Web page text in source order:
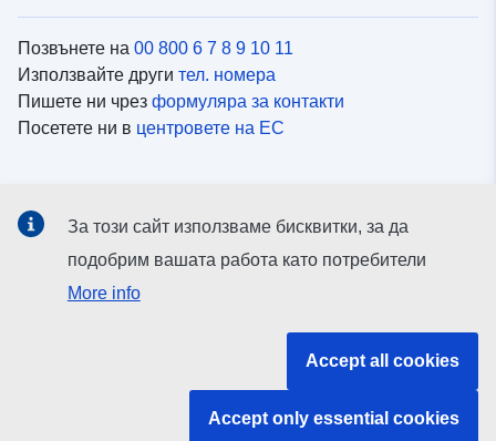
Позвънете на 00 800 6 7 8 9 10 11
Използвайте други тел. номера
Пишете ни чрез формуляра за контакти
Посетете ни в центровете на ЕС
Вижте профили на ЕС в социалните медии
Институции и органи на ЕС
За този сайт използваме бисквитки, за да
подобрим вашата работа като потребители
More info
Accept all cookies
Accept only essential cookies